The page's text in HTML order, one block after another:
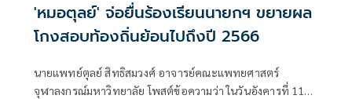
'หมอตุลย์' จ่อยื่นร้องเรียนนายกฯ ขยายผล
โกงสอบท้องถิ่นย้อนไปถึงปี 2566
นายแพทย์ตุลย์ สิทธิสมวงศ์ อาจารย์คณะแพทยศาสตร์
จุฬาลงกรณ์มหาวิทยาลัย โพสต์ข้อความว่า ในวันอังคารที่ 11